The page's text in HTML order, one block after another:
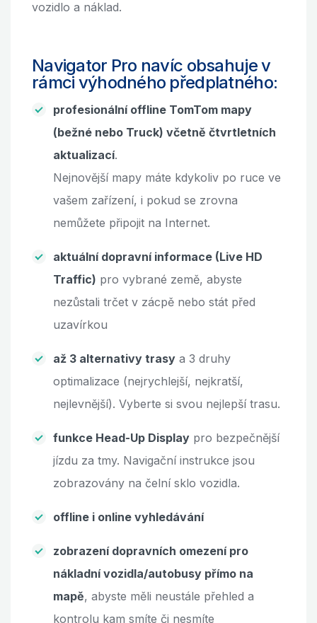
vozidlo a náklad.
Navigator Pro navíc obsahuje v
rámci výhodného předplatného:
profesionální offline TomTom mapy
(bežné nebo Truck) včetně čtvrtletních
aktualizací.
Nejnovější mapy máte kdykoliv po ruce ve
vašem zařízení, i pokud se zrovna
nemůžete připojit na Internet.
aktuální dopravní informace (Live HD
Traffic) pro vybrané země, abyste
nezůstali trčet v zácpě nebo stát před
uzavírkou
až 3 alternativy trasy a 3 druhy
optimalizace (nejrychlejší, nejkratší,
nejlevnější). Vyberte si svou nejlepší trasu.
funkce Head-Up Display pro bezpečnější
jízdu za tmy. Navigační instrukce jsou
zobrazovány na čelní sklo vozidla.
offline i online vyhledávání
zobrazení dopravních omezení pro
nákladní vozidla/autobusy přímo na
mapě, abyste měli neustále přehled a
kontrolu kam smíte či nesmíte